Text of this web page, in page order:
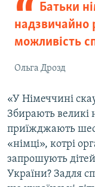
Батьки
надзвичайно
можливість
Ольга Дрозд
«У Німеччині
Збирають великі
приїжджають
«німці», котрі
запрошують
України? Задля